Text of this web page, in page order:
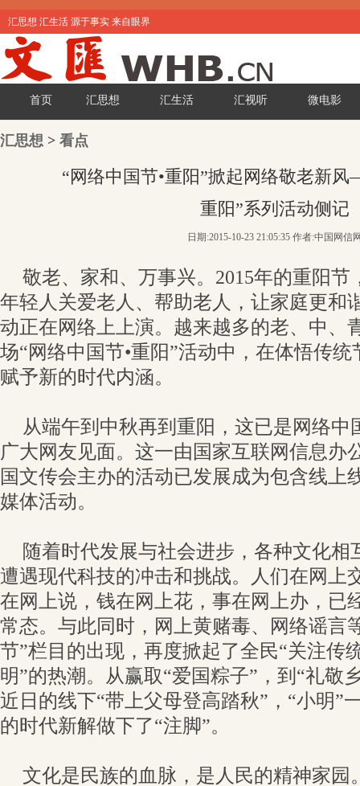
汇思想 汇生活 源于事实 来自眼界
首页 汇思想 汇生活 汇视听 微电影
汇思想 > 看点
“网络中国节•重阳”掀起网络敬老新
重阳”系列活动侧记
日期:2015-10-23 21:05:35 作者:中国网信
敬老、家和、万事兴。2015年的重阳
年轻人关爱老人、帮助老人，让家庭更和
动正在网络上上演。越来越多的老、中、
场“网络中国节•重阳”活动中，在体悟传
赋予新的时代内涵。
从端午到中秋再到重阳，这已是网络中
广大网友见面。这一由国家互联网信息办
国文传会主办的活动已发展成为包含线上
媒体活动。
随着时代发展与社会进步，各种文化相
遭遇现代科技的冲击和挑战。人们在网上
在网上说，钱在网上花，事在网上办，已
常态。与此同时，网上黄赌毒、网络谣言
节”栏目的出现，再度掀起了全民“关注传
明”的热潮。从赢取“爱国粽子”，到“礼敬
近日的线下“带上父母登高踏秋”，“小明”
的时代新解做下了“注脚”。
文化是民族的血脉，是人民的精神家园